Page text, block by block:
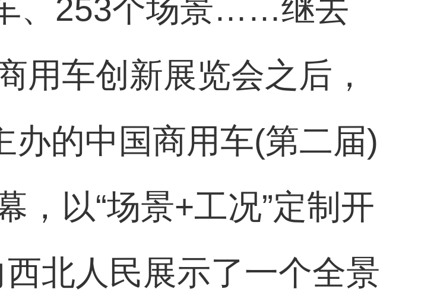
、253个场景……继去
用车创新展览会之后，
办的中国商用车(第二届)
，以“场景+工况”定制开
北人民展示了一个全景